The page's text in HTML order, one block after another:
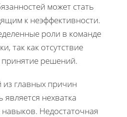
может стать
к неэффективности.
роли в команде
так как отсутствие
принятие решений.
из главных причин
нехватка
Недостаточная